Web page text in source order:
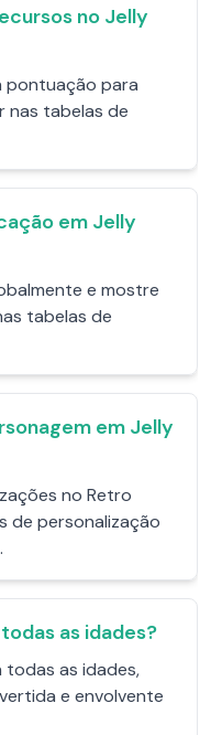
no Jelly
pontuação para
nas tabelas de
em Jelly
e mostre
tabelas de
em Jelly
no Retro
de personalização
as idades?
todas as idades,
e envolvente